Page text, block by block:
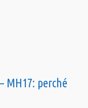
MH17: perché